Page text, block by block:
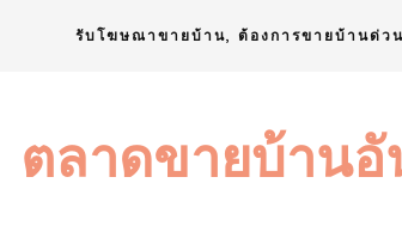
รับโฆษณาขายบ้าน, ต้องการขายบ้านด่ว
ตลาดขายบ้านอั